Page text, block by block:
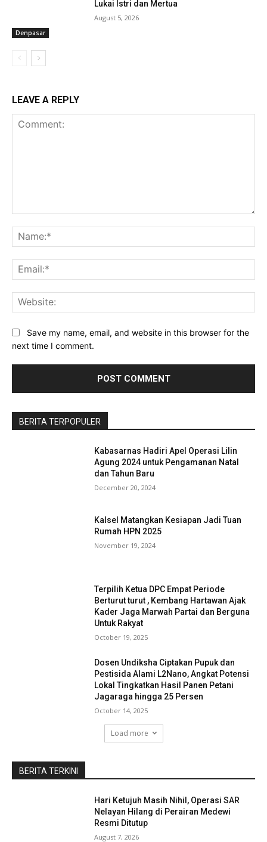
Abad NU Tumbuhkan Rasa Kekeluargaan di
Jembrana
Denpasar
Lukai Istri dan Mertua
August 5, 2026
LEAVE A REPLY
Save my name, email, and website in this browser for the
next time I comment.
BERITA TERPOPULER
Kabasarnas Hadiri Apel Operasi Lilin
Agung 2024 untuk Pengamanan Natal
dan Tahun Baru
December 20, 2024
Kalsel Matangkan Kesiapan Jadi Tuan
Rumah HPN 2025
November 19, 2024
Terpilih Ketua DPC Empat Periode
Berturut turut , Kembang Hartawan Ajak
Kader Jaga Marwah Partai dan Berguna
Untuk Rakyat
October 19, 2025
Dosen Undiksha Ciptakan Pupuk dan
Pestisida Alami L2Nano, Angkat Potensi
Lokal Tingkatkan Hasil Panen Petani
Jagaraga hingga 25 Persen
October 14, 2025
Load more
BERITA TERKINI
Hari Ketujuh Masih Nihil, Operasi SAR
Nelayan Hilang di Perairan Medewi
Resmi Ditutup
August 7, 2026